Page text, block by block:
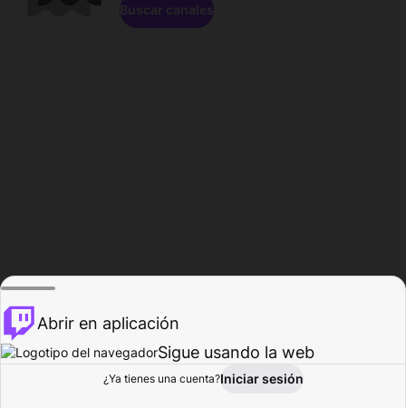
Explorar Actividad
Buscar canales
Abrir en aplicación
Sigue usando la web
¿Ya tienes una cuenta?Iniciar sesión